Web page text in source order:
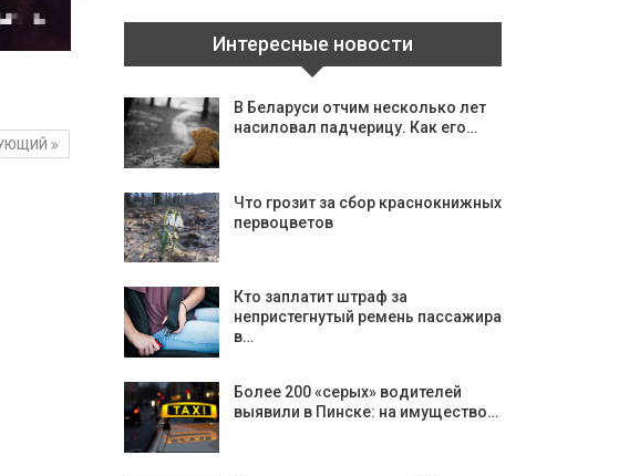
Интересные новости
В Беларуси отчим несколько лет
насиловал падчерицу. Как его…
Что грозит за сбор краснокнижных
первоцветов
Кто заплатит штраф за
непристегнутый ремень пассажира
в…
Более 200 «серых» водителей
выявили в Пинске: на имущество…